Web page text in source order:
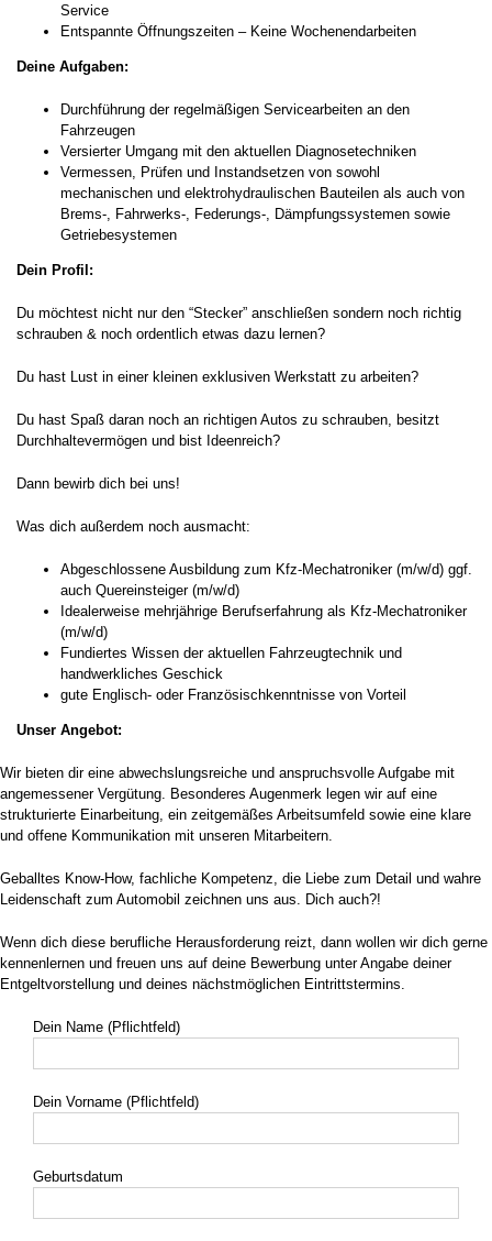
Service
Entspannte Öffnungszeiten – Keine Wochenendarbeiten
Deine Aufgaben:
Durchführung der regelmäßigen Servicearbeiten an den
Fahrzeugen
Versierter Umgang mit den aktuellen Diagnosetechniken
Vermessen, Prüfen und Instandsetzen von sowohl
mechanischen und elektrohydraulischen Bauteilen als auch von
Brems-, Fahrwerks-, Federungs-, Dämpfungssystemen sowie
Getriebesystemen
Dein Profil:
Du möchtest nicht nur den “Stecker” anschließen sondern noch richtig
schrauben & noch ordentlich etwas dazu lernen?
Du hast Lust in einer kleinen exklusiven Werkstatt zu arbeiten?
Du hast Spaß daran noch an richtigen Autos zu schrauben, besitzt
Durchhaltevermögen und bist Ideenreich?
Dann bewirb dich bei uns!
Was dich außerdem noch ausmacht:
Abgeschlossene Ausbildung zum Kfz-Mechatroniker (m/w/d) ggf.
auch Quereinsteiger (m/w/d)
Idealerweise mehrjährige Berufserfahrung als Kfz-Mechatroniker
(m/w/d)
Fundiertes Wissen der aktuellen Fahrzeugtechnik und
handwerkliches Geschick
gute Englisch- oder Französischkenntnisse von Vorteil
Unser Angebot:
Wir bieten dir eine abwechslungsreiche und anspruchsvolle Aufgabe mit
angemessener Vergütung. Besonderes Augenmerk legen wir auf eine
strukturierte Einarbeitung, ein zeitgemäßes Arbeitsumfeld sowie eine klare
und offene Kommunikation mit unseren Mitarbeitern.
Geballtes Know-How, fachliche Kompetenz, die Liebe zum Detail und wahre
Leidenschaft zum Automobil zeichnen uns aus. Dich auch?!
Wenn dich diese berufliche Herausforderung reizt, dann wollen wir dich gerne
kennenlernen und freuen uns auf deine Bewerbung unter Angabe deiner
Entgeltvorstellung und deines nächstmöglichen Eintrittstermins.
Dein Name (Pflichtfeld)
Dein Vorname (Pflichtfeld)
Geburtsdatum